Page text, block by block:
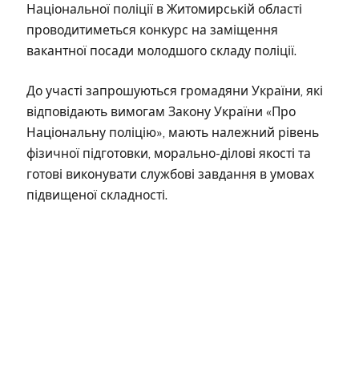
Національної поліції в Житомирській області
проводитиметься конкурс на заміщення
вакантної посади молодшого складу поліції.
До участі запрошуються громадяни України, які
відповідають вимогам Закону України «Про
Національну поліцію», мають належний рівень
фізичної підготовки, морально-ділові якості та
готові виконувати службові завдання в умовах
підвищеної складності.